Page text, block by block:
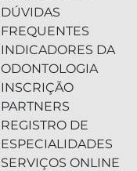
DÚVIDAS
FREQUENTES
INDICADORES DA
ODONTOLOGIA
INSCRIÇÃO
PARTNERS
REGISTRO DE
ESPECIALIDADES
SERVIÇOS ONLINE